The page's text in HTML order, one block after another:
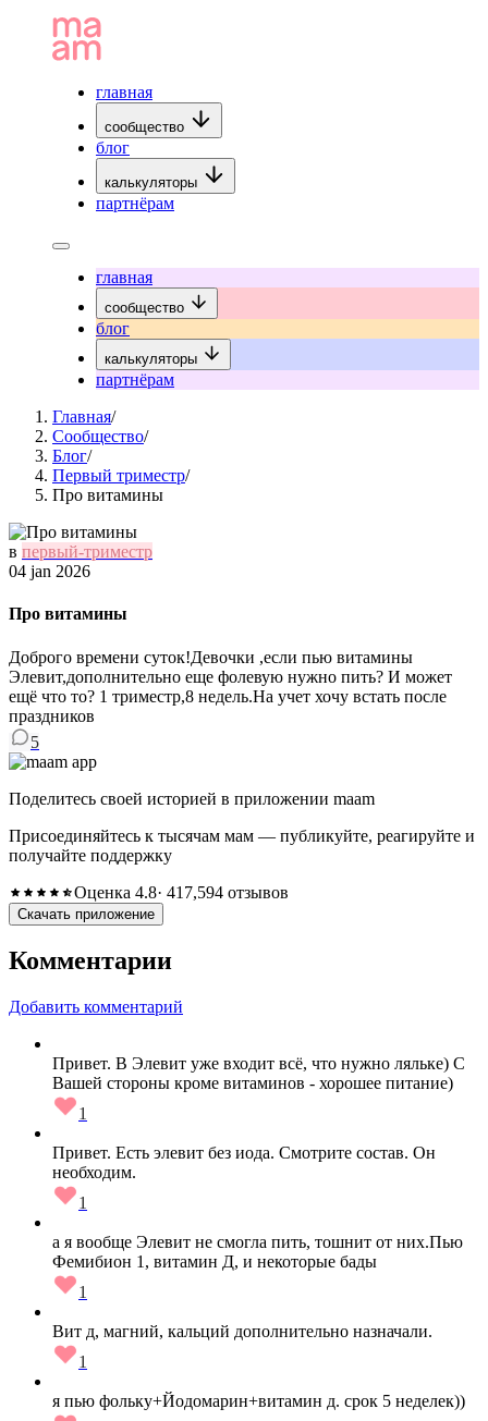
главная
сообщество
блог
калькуляторы
партнёрам
главная
сообщество
блог
калькуляторы
партнёрам
Главная/
Сообщество/
Блог/
Первый триместр/
Про витамины
в первый-триместр
04 jan 2026
Про витамины
Доброго времени суток!Девочки ,если пью витамины
Элевит,дополнительно еще фолевую нужно пить? И может
ещё что то? 1 триместр,8 недель.На учет хочу встать после
праздников
5
Поделитесь своей историей в приложении maam
Присоединяйтесь к тысячам мам — публикуйте, реагируйте и
получайте поддержку
Оценка 4.8· 417,594 отзывов
Скачать приложение
Комментарии
Добавить комментарий
Привет. В Элевит уже входит всё, что нужно ляльке) С
Вашей стороны кроме витаминов - хорошее питание)
1
Привет. Есть элевит без иода. Смотрите состав. Он
необходим.
1
а я вообще Элевит не смогла пить, тошнит от них.Пью
Фемибион 1, витамин Д, и некоторые бады
1
Вит д, магний, кальций дополнительно назначали.
1
я пью фольку+Йодомарин+витамин д. срок 5 неделек))